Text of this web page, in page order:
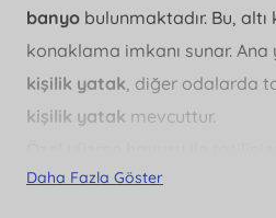
banyo bulunmaktadır. Bu,
konaklama imkanı sunar.
kişilik yatak, diğer odalarda
kişilik yatak mevcuttur.
bulacaksınız. Havuzun
Daha Fazla Göster